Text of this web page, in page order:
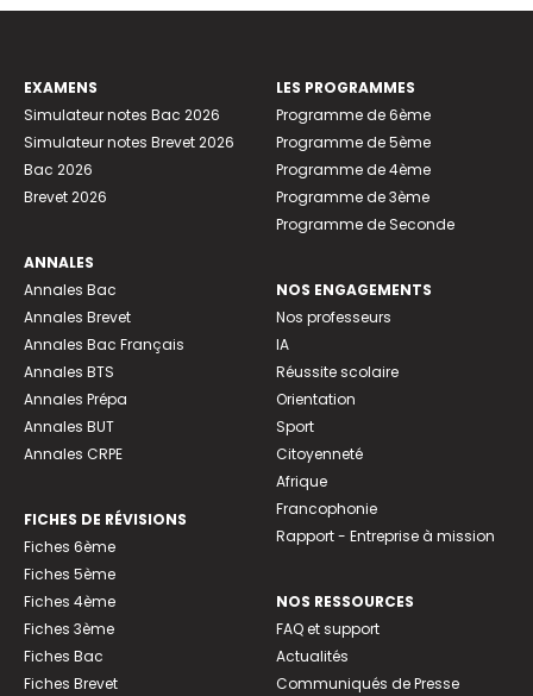
EXAMENS
Simulateur notes Bac 2026
Simulateur notes Brevet 2026
Bac 2026
Brevet 2026
ANNALES
Annales Bac
Annales Brevet
Annales Bac Français
Annales BTS
Annales Prépa
Annales BUT
Annales CRPE
FICHES DE RÉVISIONS
Fiches 6ème
Fiches 5ème
Fiches 4ème
Fiches 3ème
Fiches Bac
Fiches Brevet
LES PROGRAMMES
Programme de 6ème
Programme de 5ème
Programme de 4ème
Programme de 3ème
Programme de Seconde
NOS ENGAGEMENTS
Nos professeurs
IA
Réussite scolaire
Orientation
Sport
Citoyenneté
Afrique
Francophonie
Rapport - Entreprise à mission
NOS RESSOURCES
FAQ et support
Actualités
Communiqués de Presse